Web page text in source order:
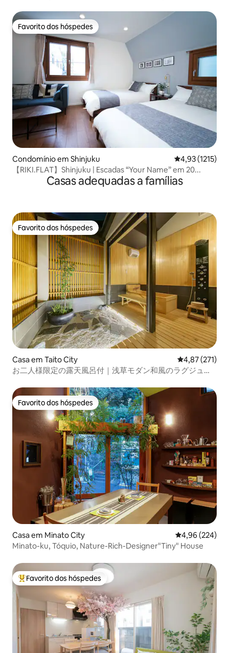
conveniente, adequado para viagens e negócios
Favorito dos hóspedes
Favorito dos hóspedes
Condomínio em Shinjuku Classificação
4,93 (1215)
【RIKI.FLAT】Shinjuku | Escadas “Your Name” em 20...
Casas adequadas a famílias
Favorito dos hóspedes
Favorito dos hóspedes
Casa em Taito City Classificação
4,87 (271)
お二人様限定の露天風呂付｜浅草モダン和風のラグジュア
Favorito dos hóspedes
Favorito dos hóspedes
Casa em Minato City Classificação
4,96 (224)
Minato-ku, Tóquio, Nature-Rich-Designer"Tiny" House
Favoritos dos hóspedes mais apreciados
Favorito dos hóspedes